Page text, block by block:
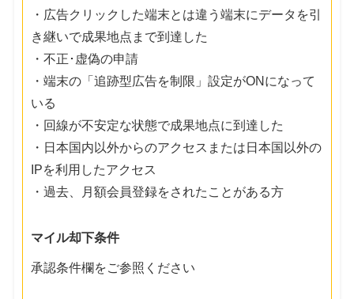
・広告クリックした端末とは違う端末にデータを引
き継いで成果地点まで到達した
・不正･虚偽の申請
・端末の「追跡型広告を制限」設定がONになって
いる
・回線が不安定な状態で成果地点に到達した
・日本国内以外からのアクセスまたは日本国以外の
IPを利用したアクセス
・過去、月額会員登録をされたことがある方
マイル却下条件
承認条件欄をご参照ください